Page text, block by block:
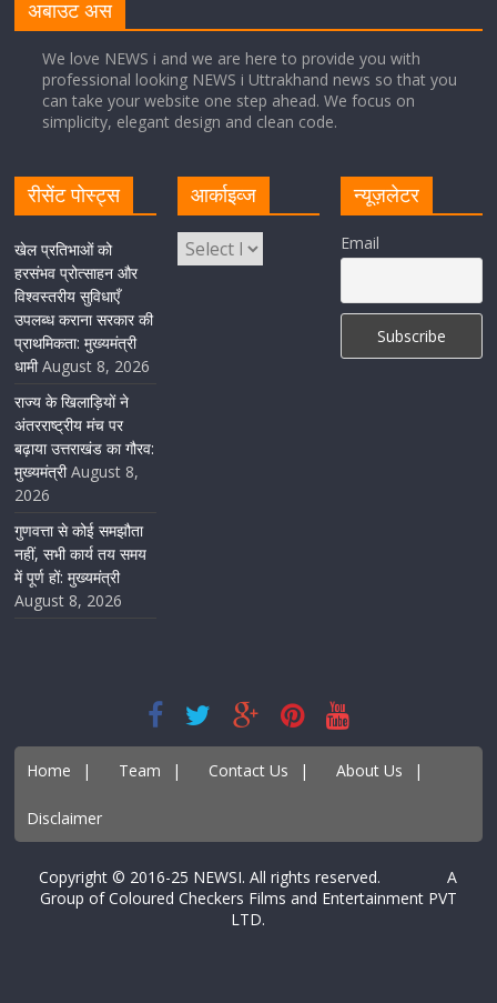
Cabinet Baithak: उत्तराखंड में श्रमिकों को हर महीने 7 तारीख
तक मिलेगी मजदूरी, ओवरटाइम पर मिलेगा दोगुना भुगतान
केंद्रीय रेल मंत्री ने मुख्यमंत्री के अनुरोध पर बनबसा रेलवे स्टेशन पर
अमृतसर–टनकपुर एक्सप्रेस के ठहराव को स्वीकृति
अबाउट अस
We love NEWS i and we are here to provide you with
professional looking NEWS i Uttrakhand news so that you
can take your website one step ahead. We focus on
simplicity, elegant design and clean code.
रीसेंट पोस्ट्स
खेल प्रतिभाओं को
हरसंभव प्रोत्साहन और
विश्वस्तरीय सुविधाएँ
उपलब्ध कराना सरकार की
प्राथमिकता: मुख्यमंत्री
धामी August 8, 2026
राज्य के खिलाड़ियों ने
अंतरराष्ट्रीय मंच पर
बढ़ाया उत्तराखंड का गौरव:
मुख्यमंत्री August 8,
2026
गुणवत्ता से कोई समझौता
नहीं, सभी कार्य तय समय
में पूर्ण हों: मुख्यमंत्री
August 8, 2026
आर्काइव्ज न्यूज़लेटर
Email
Home | Team | Contact Us | About Us |
Disclaimer
Copyright © 2016-25 NEWSI. All rights reserved. A
Group of Coloured Checkers Films and Entertainment PVT
LTD.